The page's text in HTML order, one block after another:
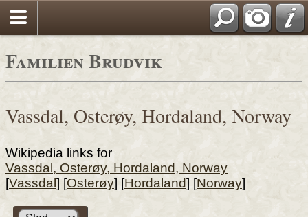
Familien Brudvik
Vassdal, Osterøy, Hordaland, Norway
Wikipedia links for
Vassdal, Osterøy, Hordaland, Norway
[Vassdal] [Osterøy] [Hordaland] [Norway]